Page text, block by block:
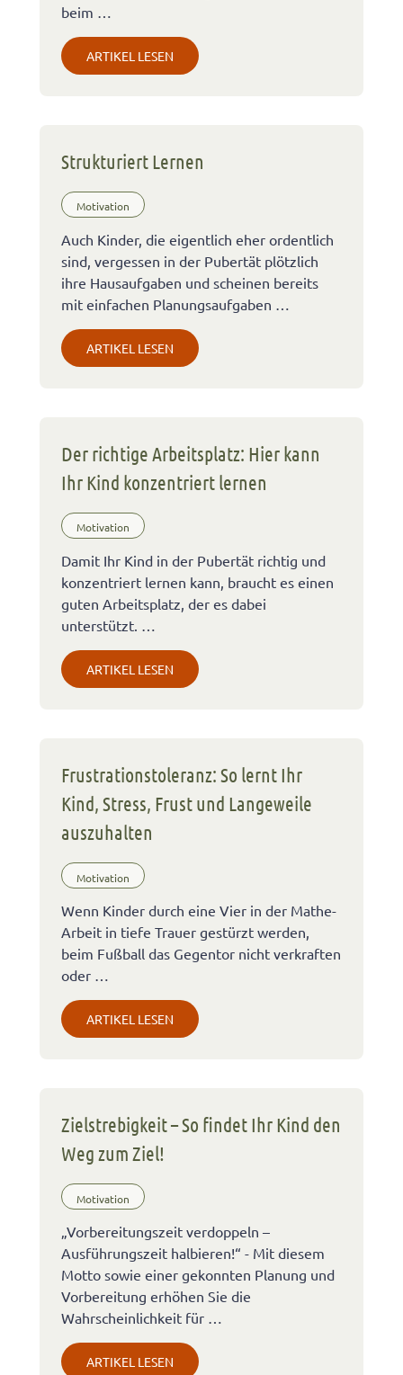
beim …
ARTIKEL LESEN
Strukturiert Lernen
Motivation
Auch Kinder, die eigentlich eher ordentlich
sind, vergessen in der Pubertät plötzlich
ihre Hausaufgaben und scheinen bereits
mit einfachen Planungsaufgaben …
ARTIKEL LESEN
Der richtige Arbeitsplatz: Hier kann
Ihr Kind konzentriert lernen
Motivation
Damit Ihr Kind in der Pubertät richtig und
konzentriert lernen kann, braucht es einen
guten Arbeitsplatz, der es dabei
unterstützt. …
ARTIKEL LESEN
Frustrationstoleranz: So lernt Ihr
Kind, Stress, Frust und Langeweile
auszuhalten
Motivation
Wenn Kinder durch eine Vier in der Mathe-
Arbeit in tiefe Trauer gestürzt werden,
beim Fußball das Gegentor nicht verkraften
oder …
ARTIKEL LESEN
Zielstrebigkeit – So findet Ihr Kind den
Weg zum Ziel!
Motivation
„Vorbereitungszeit verdoppeln –
Ausführungszeit halbieren!“ - Mit diesem
Motto sowie einer gekonnten Planung und
Vorbereitung erhöhen Sie die
Wahrscheinlichkeit für …
ARTIKEL LESEN